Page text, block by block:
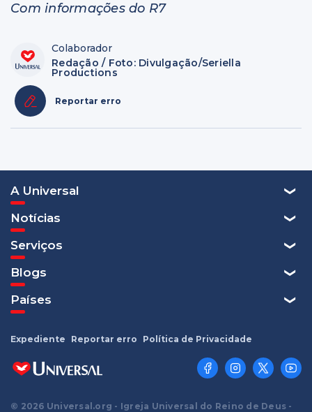
Com informações do R7
Colaborador
Redação / Foto: Divulgação/Seriella
Productions
Reportar erro
A Universal
Notícias
Serviços
Blogs
Países
© 2026 Universal.org - Igreja Universal do Reino de Deus -
Expediente Reportar erro Política de Privacidade